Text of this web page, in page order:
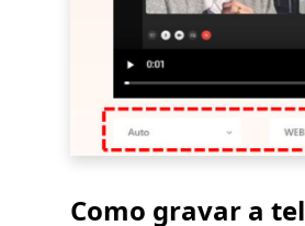
Como gravar a